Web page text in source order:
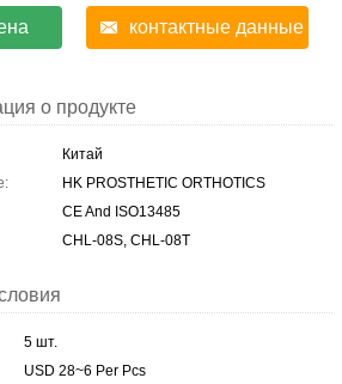
контактные данные
о продукте
Китай
HK PROSTHETIC ORTHOTICS
CE And ISO13485
CHL-08S, CHL-08T
5 шт.
USD 28~6 Per Pcs